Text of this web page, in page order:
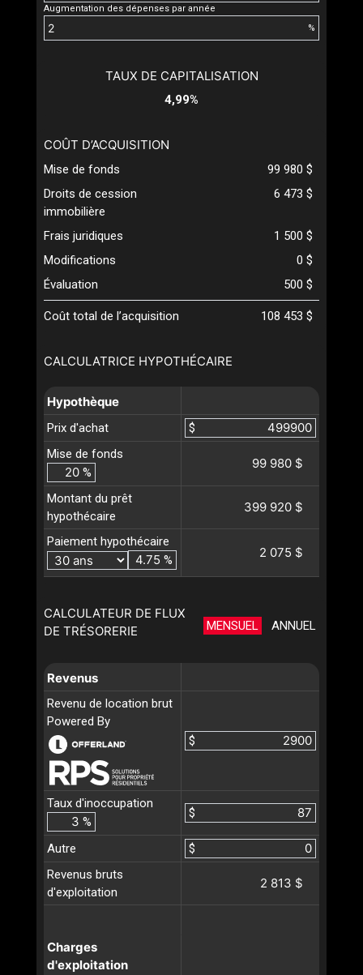
Augmentation des dépenses par année
%
CALCULATRICE HYPOTHÉCAIRE
Hypothèque
Prix d'achat
$
Mise de fonds
%
99 980 $
Montant du prêt
hypothécaire
399 920 $
Paiement hypothécaire
%
2 075 $
CALCULATEUR DE FLUX
DE TRÉSORERIE
MENSUEL ANNUEL
Revenus
Revenu de location brut
Powered By
$
Taux d'inoccupation
%
$
Autre
$
Revenus bruts
d'exploitation
2 813 $
Charges
d'exploitation
TAUX DE CAPITALISATION
4,99%
COÛT D’ACQUISITION
Mise de fonds
99 980 $
Droits de cession
immobilière
6 473 $
Frais juridiques
1 500 $
Modifications
0 $
Évaluation
500 $
Coût total de l’acquisition 108 453 $